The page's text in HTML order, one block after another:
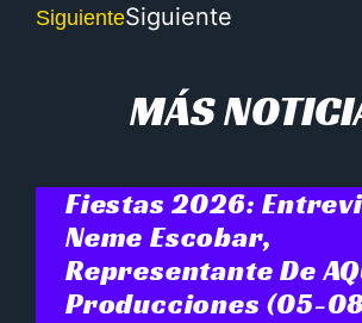
SiguienteSiguiente
MÁS
Fiestas 2026:
Neme Escobar,
Representante De
Producciones (05-